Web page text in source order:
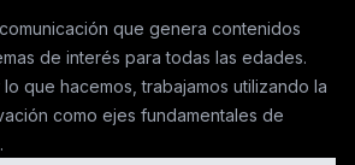
que genera contenidos
de interés para todas las edades.
que hacemos, trabajamos utilizando la
como ejes fundamentales de